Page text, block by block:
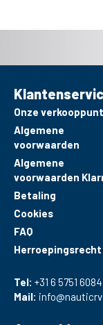
Onze
Algemene
voorwaarden
Algemene
voorwaarden
Betaling
Cookies
FAQ
Herroepingsrecht
Tel: +31 6 5751 6084
Mail: